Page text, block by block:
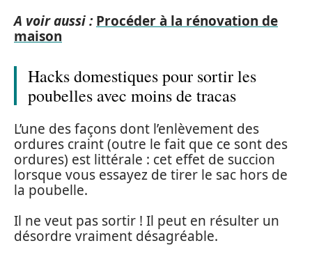
A voir aussi : Procéder à la rénovation de
maison
Hacks domestiques pour sortir les
poubelles avec moins de tracas
L’une des façons dont l’enlèvement des
ordures craint (outre le fait que ce sont des
ordures) est littérale : cet effet de succion
lorsque vous essayez de tirer le sac hors de
la poubelle.
Il ne veut pas sortir ! Il peut en résulter un
désordre vraiment désagréable.